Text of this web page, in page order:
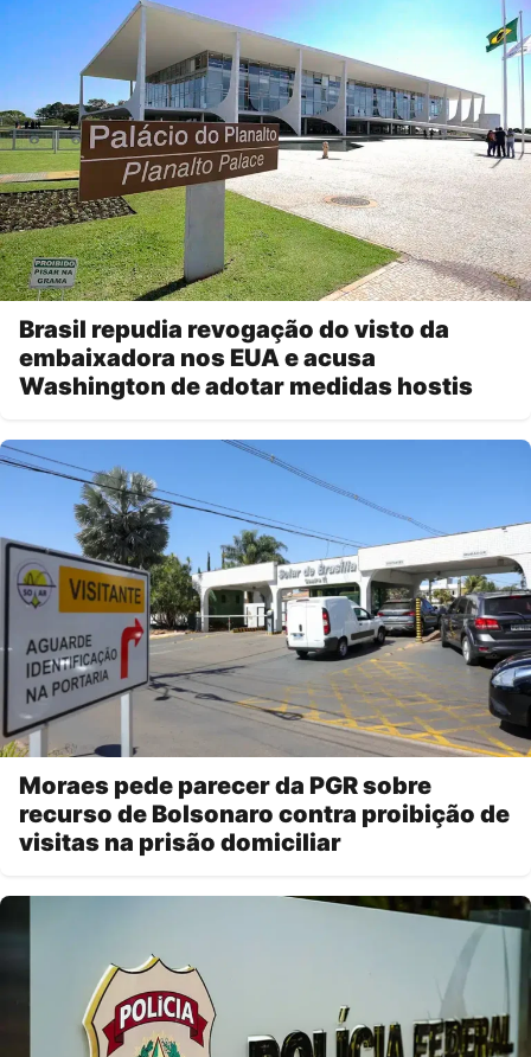
Brasil repudia revogação do visto da
embaixadora nos EUA e acusa
Washington de adotar medidas hostis
Moraes pede parecer da PGR sobre
recurso de Bolsonaro contra proibição de
visitas na prisão domiciliar